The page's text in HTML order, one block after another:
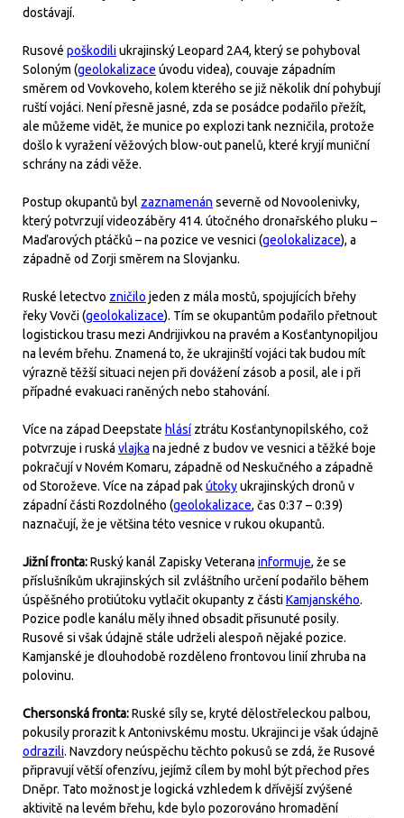
dostávají.
Rusové poškodiliukrajinský Leopard 2A4, který se pohyboval
Soloným (geolokalizace úvodu videa), couvaje západním
směrem od Vovkoveho, kolem kterého se již několik dní pohybují
ruští vojáci. Není přesně jasné, zda se posádce podařilo přežít,
ale můžeme vidět, že munice po explozi tank nezničila, protože
došlo k vyražení věžových blow-out panelů, které kryjí muniční
schrány na zádi věže.
Postup okupantů byl zaznamenán severně od Novoolenivky,
který potvrzují videozáběry 414. útočného dronařského pluku –
Maďarových ptáčků – na pozice ve vesnici (geolokalizace), a
západně od Zorji směrem na Slovjanku.
Ruské letectvo zničilo jeden z mála mostů, spojujících břehy
řeky Vovči (geolokalizace). Tím se okupantům podařilo přetnout
logistickou trasu mezi Andrijivkou na pravém a Kosťantynopiljou
na levém břehu. Znamená to, že ukrajinští vojáci tak budou mít
výrazně těžší situaci nejen při dovážení zásob a posil, ale i při
případné evakuaci raněných nebo stahování.
Více na západ Deepstate hlásí ztrátu Kosťantynopilského, což
potvrzuje i ruská vlajka na jedné z budov ve vesnici a těžké boje
pokračují v Novém Komaru, západně od Neskučného a západně
od Storoževe. Více na západ pakútokyukrajinských dronů v
západní části Rozdolného (geolokalizace, čas 0:37 – 0:39)
naznačují, že je většina této vesnice v rukou okupantů.
Jižní fronta:Ruský kanál Zapisky Veterana informuje, že se
příslušníkům ukrajinských sil zvláštního určení podařilo během
úspěšného protiútoku vytlačit okupanty z částiKamjanského.
Pozice podle kanálu měly ihned obsadit přisunuté posily.
Rusové si však údajně stále udrželi alespoň nějaké pozice.
Kamjanské je dlouhodobě rozděleno frontovou linií zhruba na
polovinu.
Chersonská fronta:Ruské síly se, kryté dělostřeleckou palbou,
pokusily prorazit k Antonivskému mostu. Ukrajinci je však údajně
odrazili. Navzdory neúspěchu těchto pokusů se zdá, že Rusové
připravují větší ofenzívu, jejímž cílem by mohl být přechod přes
Dněpr. Tato možnost je logická vzhledem k dřívější zvýšené
aktivitě na levém břehu, kde bylo pozorováno hromadění